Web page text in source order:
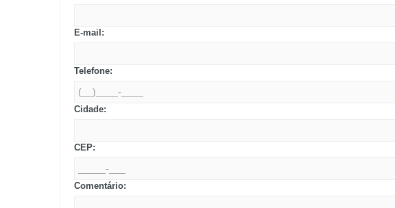
E-mail:
Telefone:
Cidade:
CEP:
Comentário: